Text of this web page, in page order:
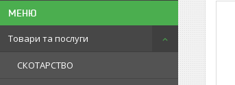
Товари та послуги
СКОТАРСТВО